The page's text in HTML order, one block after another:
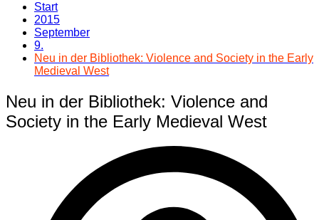
Start
2015
September
9.
Neu in der Bibliothek: Violence and Society in the Early
Medieval West
Neu in der Bibliothek: Violence and
Society in the Early Medieval West